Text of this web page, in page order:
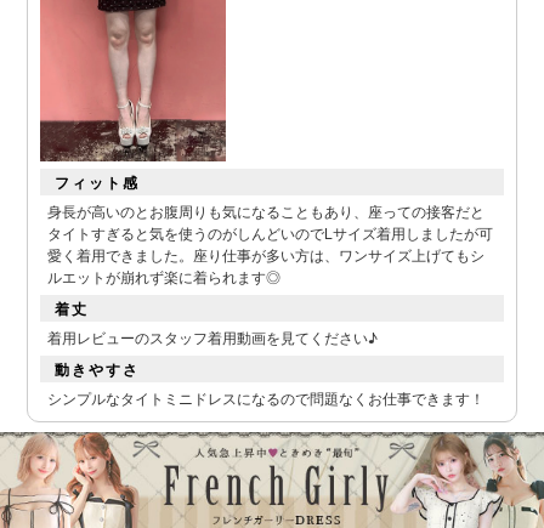
フィット感
身長が高いのとお腹周りも気になることもあり、座っての接客だと
タイトすぎると気を使うのがしんどいのでLサイズ着用しましたが可
愛く着用できました。座り仕事が多い方は、ワンサイズ上げてもシ
ルエットが崩れず楽に着られます◎
着丈
着用レビューのスタッフ着用動画を見てください♪
動きやすさ
シンプルなタイトミニドレスになるので問題なくお仕事できます！